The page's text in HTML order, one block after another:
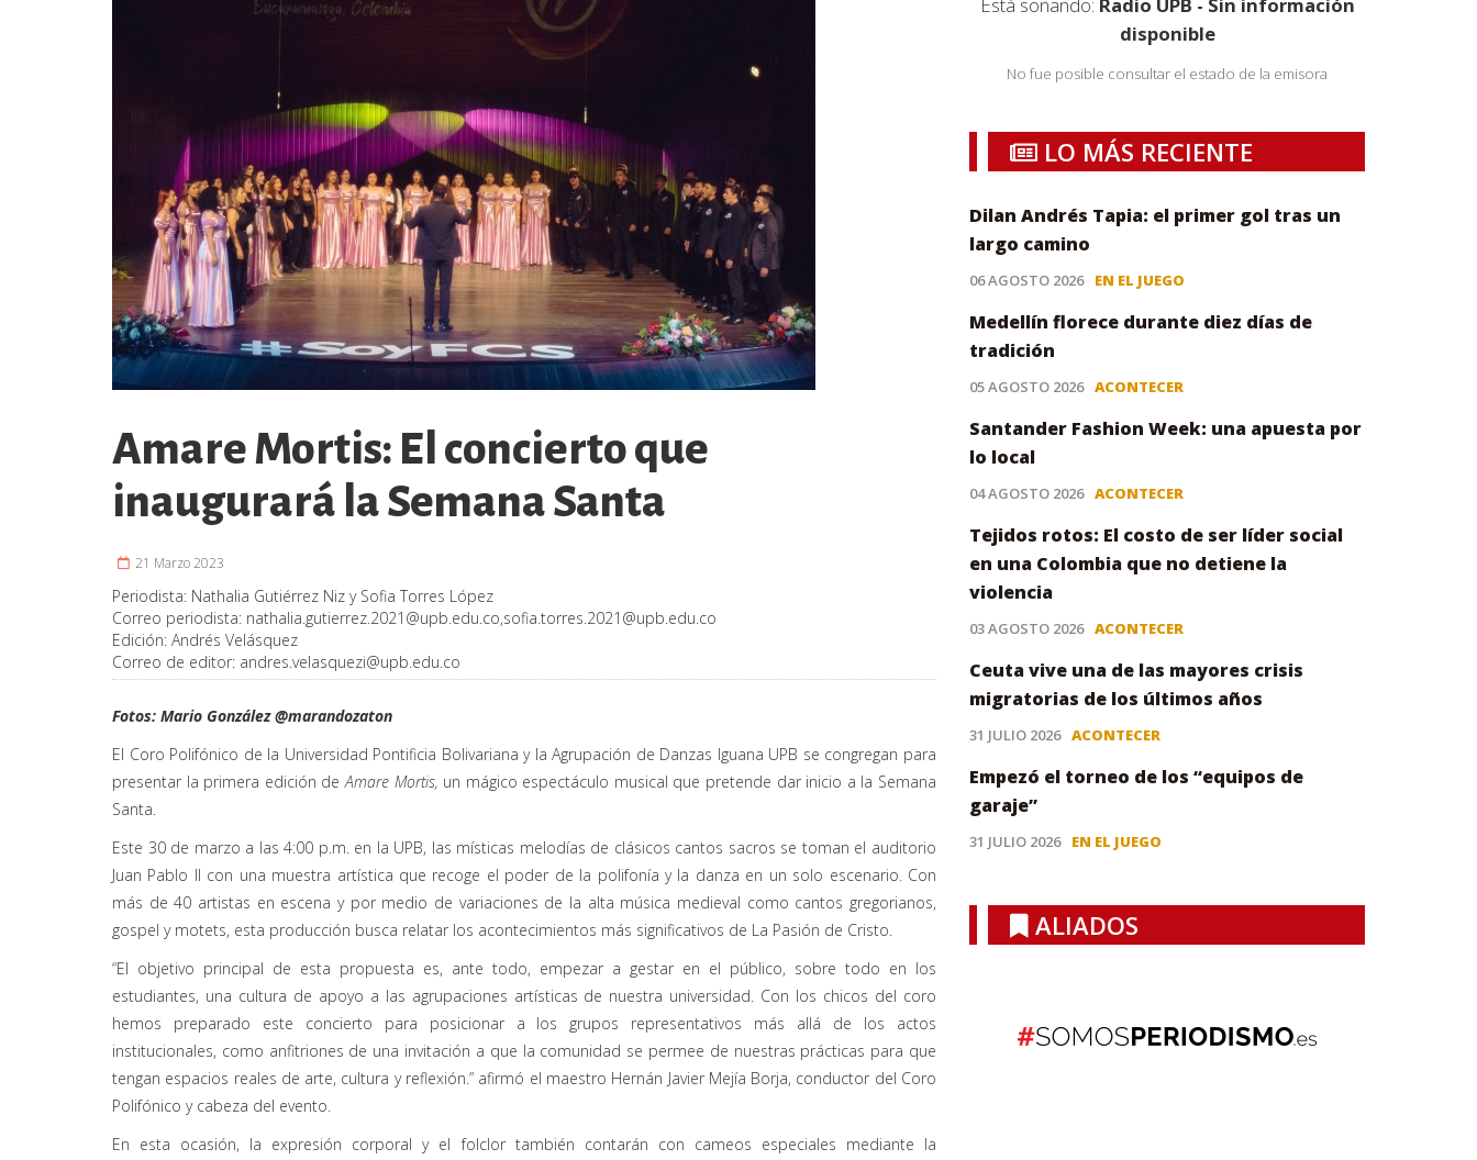
Amare Mortis: El concierto que
inaugurará la Semana Santa
21 Marzo 2023
Periodista: Nathalia Gutiérrez Niz y Sofia Torres López
Correo periodista: nathalia.gutierrez.2021@upb.edu.co,sofia.torres.2021@upb.edu.co
Edición: Andrés Velásquez
Correo de editor: andres.velasquezi@upb.edu.co
Fotos: Mario González@marandozaton
El Coro Polifónico de la Universidad Pontificia Bolivariana y la Agrupación de Danzas Iguana UPB se congregan para
presentar la primera edición de Amare Mortis, un mágico espectáculo musical que pretende dar inicio a la Semana
Santa.
Este 30 de marzo a las 4:00 p.m. en la UPB, las místicas melodías de clásicos cantos sacros se toman el auditorio
Juan Pablo II con una muestra artística que recoge el poder de la polifonía y la danza en un solo escenario. Con
más de 40 artistas en escena y por medio de variaciones de la alta música medieval como cantos gregorianos,
gospel y motets, esta producción busca relatar los acontecimientos más significativos de La Pasión de Cristo.
“El objetivo principal de esta propuesta es, ante todo, empezar a gestar en el público, sobre todo en los
estudiantes, una cultura de apoyo a las agrupaciones artísticas de nuestra universidad. Con los chicos del coro
hemos preparado este concierto para posicionar a los grupos representativos más allá de los actos
institucionales, como anfitriones de una invitación a que la comunidad se permee de nuestras prácticas para que
tengan espacios reales de arte, cultura y reflexión.” afirmó el maestro Hernán Javier Mejía Borja, conductor del Coro
Polifónico y cabeza del evento.
En esta ocasión, la expresión corporal y el folclor también contarán con cameos especiales mediante la
disponible
No fue posible consultar el estado de la emisora
LO MÁS RECIENTE
Dilan Andrés Tapia: el primer gol tras un
largo camino
06 AGOSTO 2026 EN EL JUEGO
Medellín florece durante diez días de
tradición
05 AGOSTO 2026 ACONTECER
Santander Fashion Week: una apuesta por
lo local
04 AGOSTO 2026 ACONTECER
Tejidos rotos: El costo de ser líder social
en una Colombia que no detiene la
violencia
03 AGOSTO 2026 ACONTECER
Ceuta vive una de las mayores crisis
migratorias de los últimos años
31 JULIO 2026 ACONTECER
Empezó el torneo de los “equipos de
garaje”
31 JULIO 2026 EN EL JUEGO
ALIADOS